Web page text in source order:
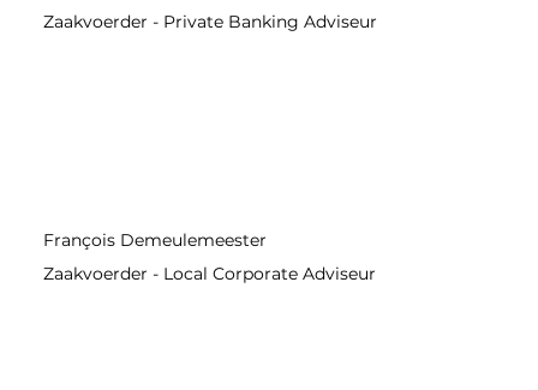
Zaakvoerder - Private Banking Adviseur
François Demeulemeester
Zaakvoerder - Local Corporate Adviseur